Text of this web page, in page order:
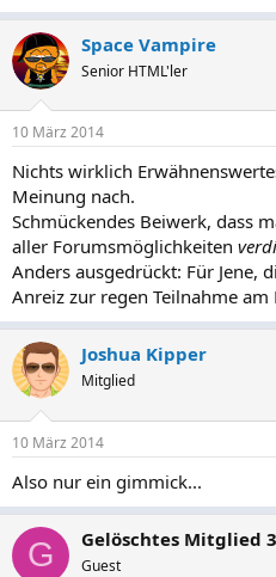
Space Vampire
Senior HTML'ler
10 März 2014
Nichts wirklich
Meinung nach.
Schmückendes Beiwerk, dass
aller Forumsmöglichkeiten
Anders ausgedrückt: Für Jene,
Anreiz zur regen Teilnahme am
Joshua Kipper
Mitglied
10 März 2014
Also nur ein gimmick...
G Gelöschtes Mitglied
Guest